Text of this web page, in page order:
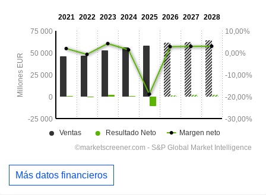
Más datos financieros